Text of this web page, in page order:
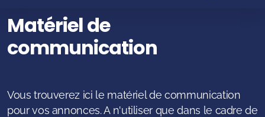
Matériel de
communication
Vous trouverez ici le matériel de communication
pour vos annonces. A n'utiliser que dans le cadre de